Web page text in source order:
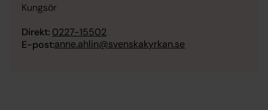
Kungsör
Direkt: 0227-15502
E-post:anne.ahlin@svenskakyrkan.se